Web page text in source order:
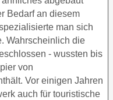
Bedarf an diesem
man sich
Wahrscheinlich die
- wussten bis
von
Vor einigen Jahren
auch für touristische